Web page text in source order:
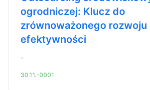
ogrodniczej: Klucz do
zrównoważonego rozwoju
efektywności
-
30.11.-0001